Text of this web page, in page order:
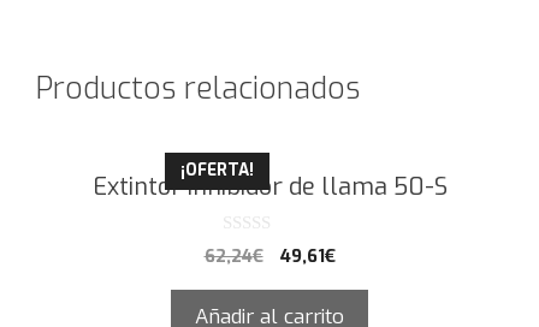
Productos relacionados
¡OFERTA!
Extintor inhibidor de llama 50-S
0
d
62,24€ 49,61€
Añadir al carrito